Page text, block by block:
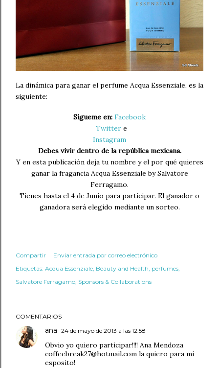
La dinámica para ganar el perfume Acqua Essenziale, es la
siguiente:
Sígueme en: Facebook
Twitter e
Instagram
Debes vivir dentro de la república mexicana.
Y en esta publicación deja tu nombre y el por qué quieres
ganar la fragancia Acqua Essenziale by Salvatore
Ferragamo.
Tienes hasta el 4 de Junio para participar. El ganador o
ganadora será elegido mediante un sorteo.
Compartir
Enviar entrada por correo electrónico
Etiquetas: Acqua Essenziale Beauty and Health perfumes
Salvatore Ferragamo Sponsors & Collaborations
COMENTARIOS
ana 24 de mayo de 2013 a las 12:58
Obvio yo quiero participar!!!! Ana Mendoza
coffeebreak27@hotmail.com la quiero para mi
esposito!